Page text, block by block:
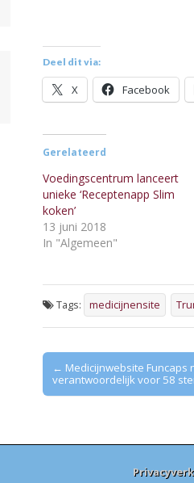
Deel dit via:
X Facebook
Gerelateerd
Voedingscentrum lanceert
unieke ‘Receptenapp Slim
koken’
13 juni 2018
In "Algemeen"
Tags: medicijnensite
Post
navigation
← Medicijnwebsite Funcaps
verantwoordelijk voor 58